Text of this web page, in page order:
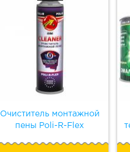
Очиститель монтажной
пены Poli-R-Flex